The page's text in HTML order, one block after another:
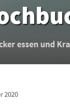
essen und
2020